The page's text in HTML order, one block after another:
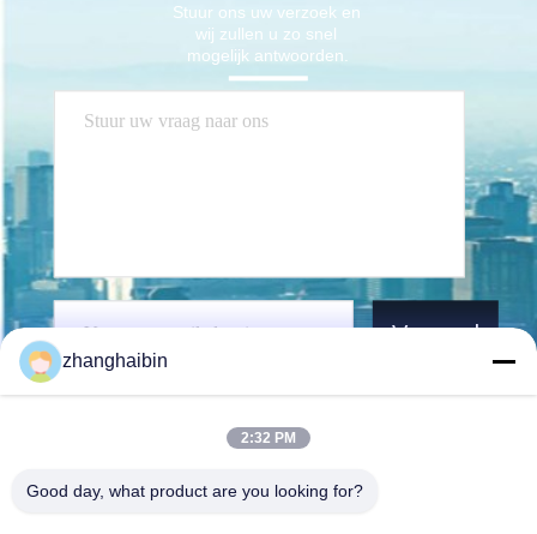
Stuur ons uw verzoek en
wij zullen u zo snel
mogelijk antwoorden.
Verzend
zhanghaibin
2:32 PM
Good day, what product are you looking for?